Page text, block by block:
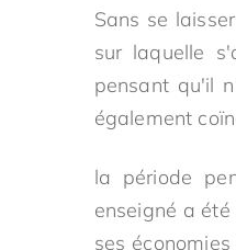
Sans se
sur laquelle
pensant qu'il
également
la période
enseigné a
ses